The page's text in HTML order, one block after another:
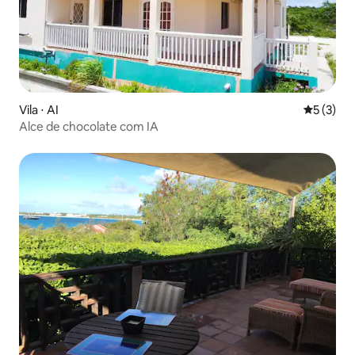
Vila ⋅ AI 5 de
5 (3)
Alce de chocolate com IA